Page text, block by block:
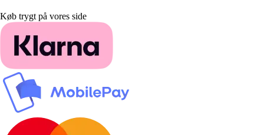
Køb trygt på vores side